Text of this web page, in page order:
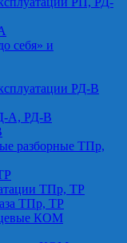
себя» и
РД-В
А, РД-В
разборные ТПр,
ТПр, ТР
ТПр, ТР
КОМ